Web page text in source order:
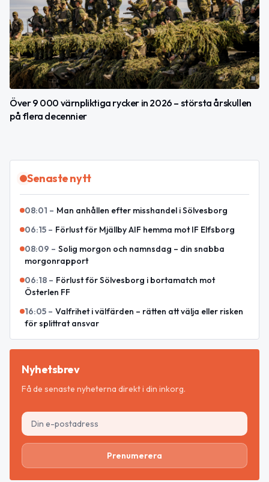
Över 9 000 värnpliktiga rycker in 2026 – största årskullen
på flera decennier
Senaste nytt
08:01 – Man anhållen efter misshandel i Sölvesborg
06:15 – Förlust för Mjällby AIF hemma mot IF Elfsborg
08:09 – Solig morgon och namnsdag – din snabba
morgonrapport
06:18 – Förlust för Sölvesborg i bortamatch mot
Österlen FF
16:05 – Valfrihet i välfärden – rätten att välja eller risken
för splittrat ansvar
Nyhetsbrev
Få de senaste nyheterna direkt i din inkorg.
Prenumerera